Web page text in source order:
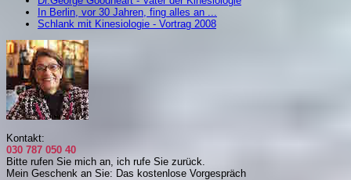
In Berlin, vor 30 Jahren, fing alles an ...
Schlank mit Kinesiologie - Vortrag 2008
Kontakt:
030 787 050 40
Bitte rufen Sie mich an, ich rufe Sie zurück.
Mein Geschenk an Sie: Das kostenlose Vorgespräch